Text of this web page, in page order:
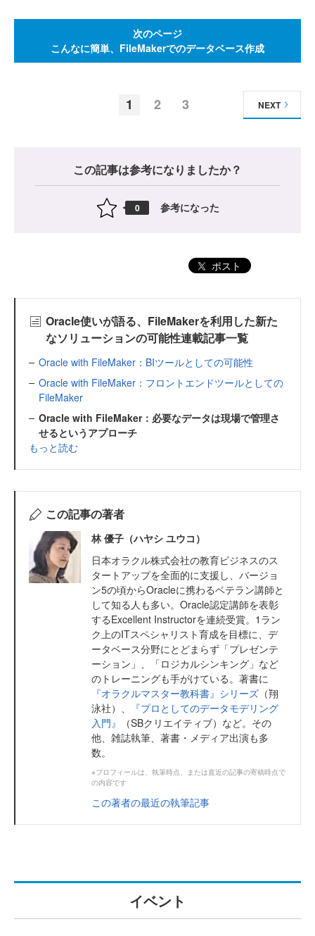
次のページ
こんなに簡単、FileMakerでのデータベース作成
1 2 3 NEXT
この記事は参考になりましたか？
0 参考になった
ポスト
Oracle使いが語る、FileMakerを利用した新た
なソリューションの可能性連載記事一覧
Oracle with FileMaker：BIツールとしての可能性
Oracle with FileMaker：フロントエンドツールとしての
FileMaker
Oracle with FileMaker：必要なデータは現場で管理さ
せるというアプローチ
もっと読む
この記事の著者
林 優子（ハヤシ ユウコ）
日本オラクル株式会社の教育ビジネスのス
タートアップを全面的に支援し、バージョ
ン5の頃からOracleに携わるベテラン講師と
して知る人も多い。Oracle認定講師を表彰
するExcellent Instructorを連続受賞。1ラン
ク上のITスペシャリスト育成を目標に、デ
ータベース分野にとどまらず「プレゼンテ
ーション」、「ロジカルシンキング」など
のトレーニングも手がけている。著書に
『オラクルマスター教科書』シリーズ （翔
泳社）、
『プロとしてのデータモデリング
入門』
（SBクリエイティブ）など。その
他、雑誌執筆、著書・メディア出演も多
数。
※プロフィールは、執筆時点、または直近の記事の寄稿時点で
の内容です
この著者の最近の執筆記事
イベント